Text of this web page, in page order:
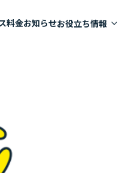
料金お知らせお役立ち情報